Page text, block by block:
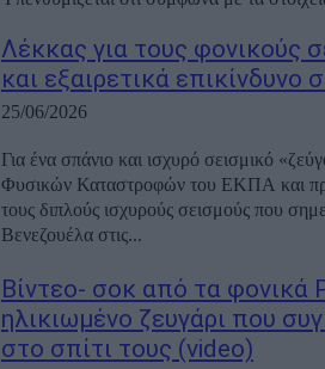
Λέκκας για τους φονικούς
και εξαιρετικά επικίνδυνο
25/06/2026
Για ένα σπάνιο και ισχυρό σεισμικό
Φυσικών Καταστροφών του ΕΚΠΑ και
τους διπλούς ισχυρούς σεισμούς που
Βενεζουέλα στις...
Βίντεο- σοκ από τα φονικά
ηλικιωμένο ζευγάρι που
στο σπίτι τους (video)